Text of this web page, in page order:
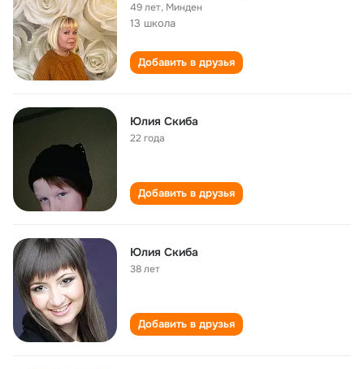
49 лет, Минден
13 школа
Добавить в друзья
Юлия Скиба
22 года
Добавить в друзья
Юлия Скиба
38 лет
Добавить в друзья